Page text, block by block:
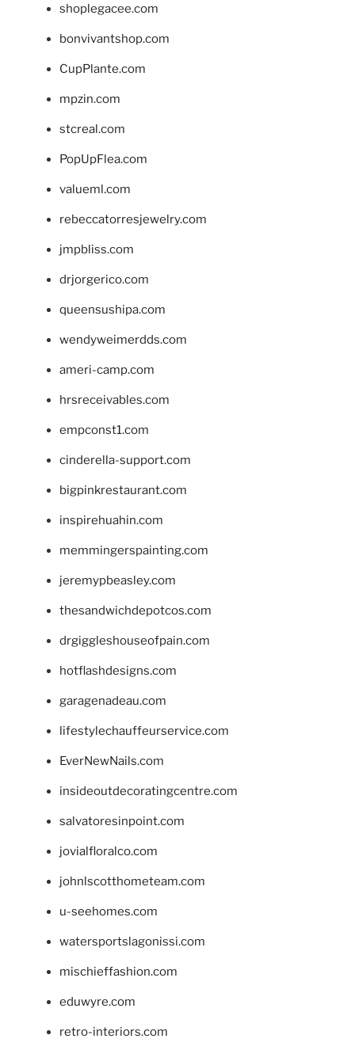
shoplegacee.com
bonvivantshop.com
CupPlante.com
mpzin.com
stcreal.com
PopUpFlea.com
valueml.com
rebeccatorresjewelry.com
jmpbliss.com
drjorgerico.com
queensushipa.com
wendyweimerdds.com
ameri-camp.com
hrsreceivables.com
empconst1.com
cinderella-support.com
bigpinkrestaurant.com
inspirehuahin.com
memmingerspainting.com
jeremypbeasley.com
thesandwichdepotcos.com
drgiggleshouseofpain.com
hotflashdesigns.com
garagenadeau.com
lifestylechauffeurservice.com
EverNewNails.com
insideoutdecoratingcentre.com
salvatoresinpoint.com
jovialfloralco.com
johnlscotthometeam.com
u-seehomes.com
watersportslagonissi.com
mischieffashion.com
eduwyre.com
retro-interiors.com